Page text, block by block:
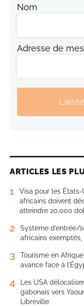
Nom
Adresse de
ARTICLES LES
1
Visa pour les États-
africains doivent
atteindre 20.000
2
Système d’entrée/
africains
3
Tourisme en
avance face à
4
Les USA
gabonais vers
Libreville